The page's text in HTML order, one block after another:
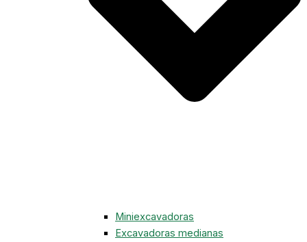
Miniexcavadoras
Excavadoras medianas